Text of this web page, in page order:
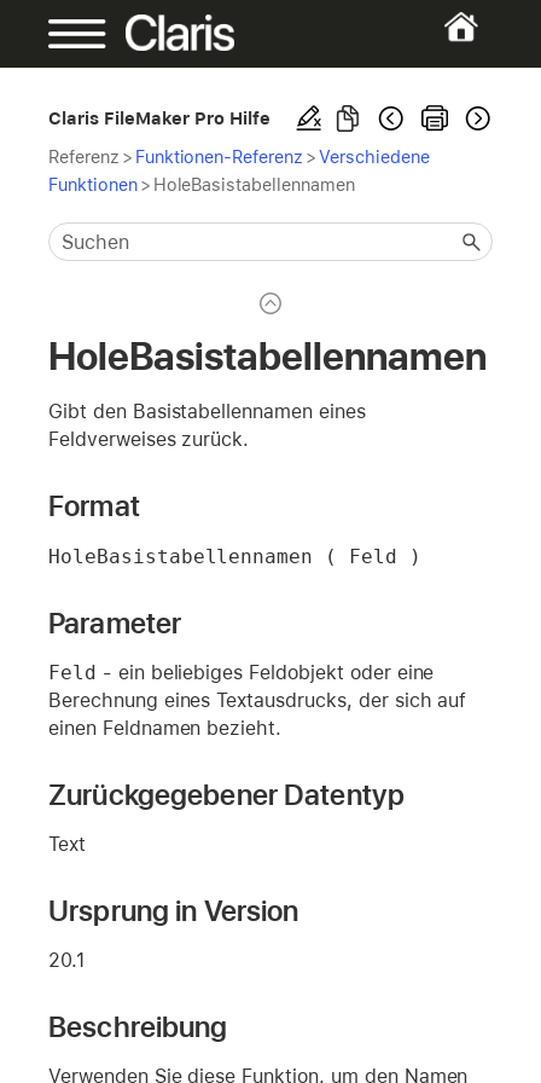
Claris FileMaker Pro Hilfe
Referenz > Funktionen-Referenz >Verschiedene
Funktionen> HoleBasistabellennamen
HoleBasistabellennamen
Gibt den Basistabellennamen eines
Feldverweises zurück.
Format
HoleBasistabellennamen ( Feld )
Parameter
Feld - ein beliebiges Feldobjekt oder eine
Berechnung eines Textausdrucks, der sich auf
einen Feldnamen bezieht.
Zurückgegebener Datentyp
Text
Ursprung in Version
20.1
Beschreibung
Verwenden Sie diese Funktion, um den Namen